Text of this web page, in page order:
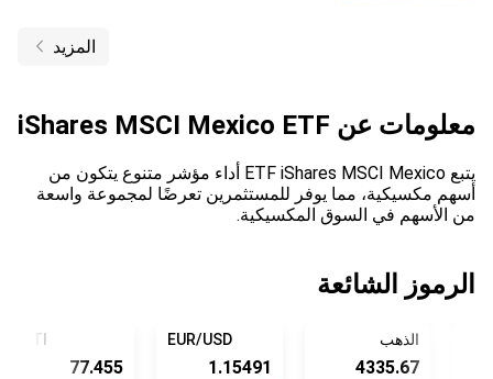
المزيد
معلومات عن
يتبع ETF iShares MSCI Mexico أداء مؤشر متنوع يتكون من
أسهم مكسيكية، مما يوفر للمستثمرين تعرضًا لمجموعة واسعة
من الأسهم في السوق المكسيكية.
الرموز الشائعة
الذهب
4335.67
EUR/USD
1.15491
WTI
77.455